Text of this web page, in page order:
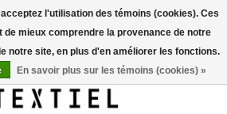
l'utilisation des témoins (cookies). Ces
mieux comprendre la provenance de notre
notre site, en plus d'en améliorer les fonctions.
En savoir plus sur les témoins (cookies) »